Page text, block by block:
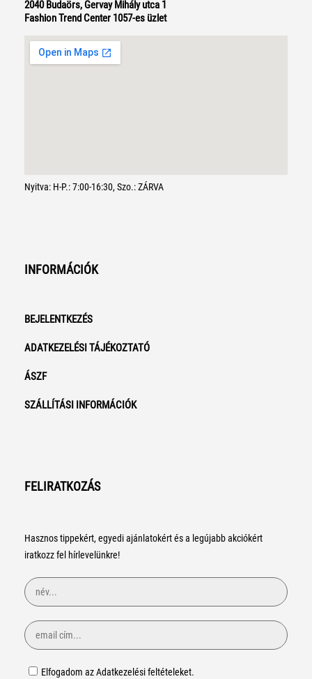
2040 Budaörs, Gervay Mihály utca 1
Fashion Trend Center 1057-es üzlet
Nyitva: H-P.: 7:00-16:30, Szo.: ZÁRVA
INFORMÁCIÓK
BEJELENTKEZÉS
ADATKEZELÉSI TÁJÉKOZTATÓ
ÁSZF
SZÁLLÍTÁSI INFORMÁCIÓK
FELIRATKOZÁS
Hasznos tippekért, egyedi ajánlatokért és a legújabb akciókért
iratkozz fel hírlevelünkre!
Elfogadom az Adatkezelési feltételeket.